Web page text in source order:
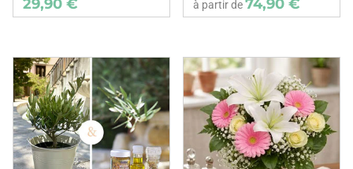
à partir de